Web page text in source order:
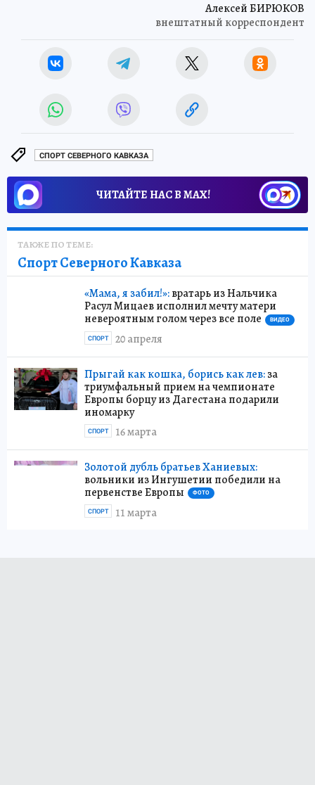
Алексей БИРЮКОВ
внештатный корреспондент
СПОРТ СЕВЕРНОГО КАВКАЗА
ЧИТАЙТЕ НАС В МАХ!
ТАКЖЕ ПО ТЕМЕ:
Спорт Северного Кавказа
«Мама, я забил!»:вратарь из Нальчика
Расул Мицаев исполнил мечту матери
невероятным голом через все поле
ВИДЕО
20 апреля
СПОРТ
Прыгай как кошка, борись как лев:за
триумфальный прием на чемпионате
Европы борцу из Дагестана подарили
иномарку
16 марта
СПОРТ
Золотой дубль братьев Ханиевых:
вольники из Ингушетии победили на
первенстве Европы
ФОТО
11 марта
СПОРТ